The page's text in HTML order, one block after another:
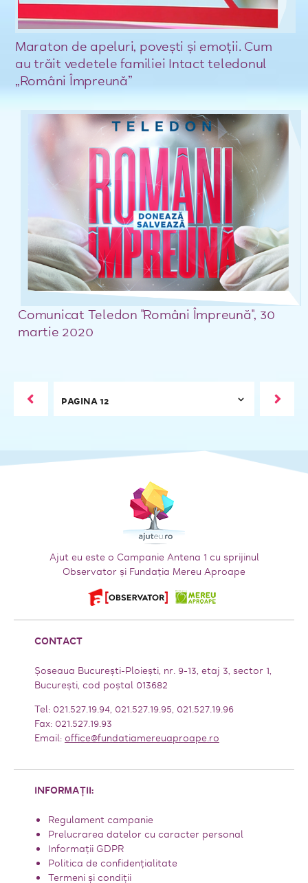
Maraton de apeluri, povești și emoții. Cum
au trăit vedetele familiei Intact teledonul
„Români Împreună”
Comunicat Teledon "Români Împreună", 30
martie 2020
Ajut eu este o Campanie Antena 1 cu sprijinul
Observator și Fundația Mereu Aproape
CONTACT
Șoseaua București-Ploiești, nr. 9-13, etaj 3, sector 1,
Bucureşti, cod poștal 013682
Tel: 021.527.19.94, 021.527.19.95, 021.527.19.96
Fax: 021.527.19.93
Email:office@fundatiamereuaproape.ro
INFORMAȚII:
Regulament campanie
Prelucrarea datelor cu caracter personal
Informații GDPR
Politica de confidențialitate
Termeni și condiții